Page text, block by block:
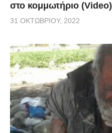
στο κομμωτήριο (Video)
31 ΟΚΤΩΒΡΊΟΥ, 2022